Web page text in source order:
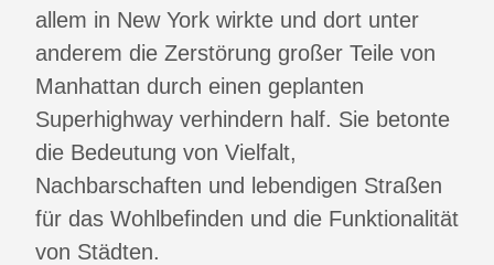
allem in New York wirkte und dort unter
anderem die Zerstörung großer Teile von
Manhattan durch einen geplanten
Superhighway verhindern half. Sie betonte
die Bedeutung von Vielfalt,
Nachbarschaften und lebendigen Straßen
für das Wohlbefinden und die Funktionalität
von Städten.